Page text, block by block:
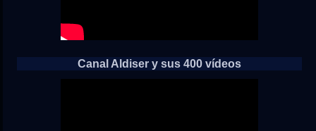
Canal Aldiser y sus 400 vídeos